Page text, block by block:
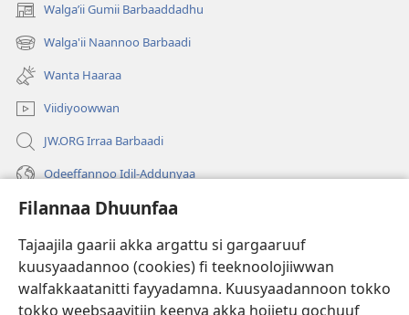
Filannaa Dhuunfaa
Tajaajila gaarii akka argattu si gargaaruuf
kuusyaadannoo (cookies) fi teeknoolojiiwwan
walfakkaatanitti fayyadamna. Kuusyaadannoon tokko
tokko weebsaayitiin keenya akka hojjetu gochuuf
Walgaʼii Gumii Barbaaddadhu
(opens
new
window)
Walga'ii Naannoo Barbaadi
(opens
new
window)
Wanta Haaraa
Viidiyoowwan
JW.ORG Irraa Barbaadi
Odeeffannoo Idil-Addunyaa
Gargaarsa
Buusii
(opens
window)"LAAYIBRARII INTARNEETIIRRAA"
(opens